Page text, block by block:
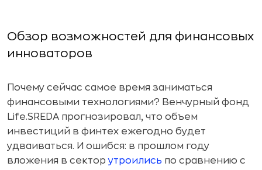
Обзор возможностей для финансовых
инноваторов
Почему сейчас самое время заниматься
финансовыми технологиями? Венчурный фонд
Life.SREDA прогнозировал, что объем
инвестиций в финтех ежегодно будет
удваиваться. И ошибся: в прошлом году
вложения в секторутроились по сравнению с